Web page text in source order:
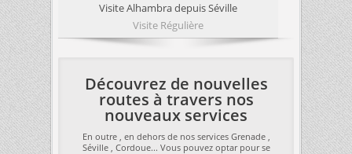
Visite Alhambra depuis Séville
Visite Régulière
Découvrez de nouvelles
routes à travers nos
nouveaux services
En outre , en dehors de nos services Grenade ,
Séville , Cordoue... Vous pouvez optar pour se